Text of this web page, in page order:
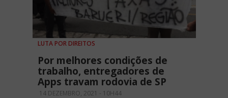
LUTA POR DIREITOS
Por melhores condições de
trabalho, entregadores de
Apps travam rodovia de SP
14 DEZEMBRO, 2021 - 10H44